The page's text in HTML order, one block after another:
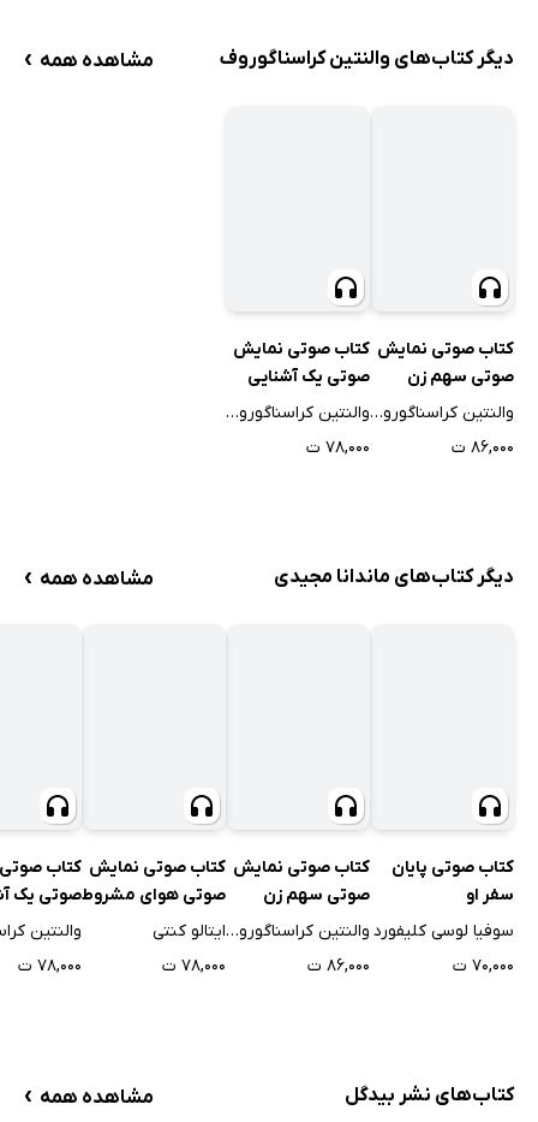
دیگر کتاب‌های والنتین کراسناگوروف مشاهده همه ›
کتاب صوتی نمایش
صوتی سهم زن
والنتین کراسناگوروف
۸۶,۰۰۰ ت
کتاب صوتی نمایش
صوتی یک آشنایی
ساده
والنتین کراسناگوروف
۷۸,۰۰۰ ت
دیگر کتاب‌های ماندانا مجیدی مشاهده همه ›
کتاب صوتی پایان
سفر او
سوفیا لوسی کلیفورد
۷۰,۰۰۰ ت
کتاب صوتی نمایش
صوتی سهم زن
والنتین کراسناگوروف
۸۶,۰۰۰ ت
کتاب صوتی نمایش
صوتی هوای مشروط
ایتالو کنتی
۷۸,۰۰۰ ت
کتاب
صوتی یک
ساده
۷۸,۰۰۰ ت
کتاب‌های نشر بیدگل مشاهده همه ›